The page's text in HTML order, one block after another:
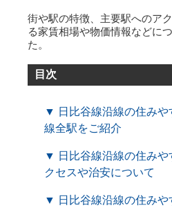
街や駅の特徴、主要駅へのア
る家賃相場や物価情報などに
た。
目次
▼ 日比谷線沿線の住みや
線全駅をご紹介
▼ 日比谷線沿線の住みや
クセスや治安について
▼ 日比谷線沿線の住みや